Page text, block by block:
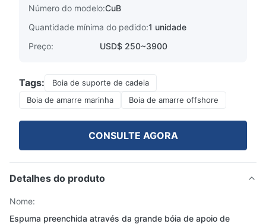
Número do modelo:CuB
Quantidade mínima do pedido:1 unidade
Preço:
USD$ 250~3900
Tags:
Boia de suporte de cadeia
Boia de amarre marinha
Boia de amarre offshore
CONSULTE AGORA
Detalhes do produto
Nome:
Espuma preenchida através da grande bóia de apoio de